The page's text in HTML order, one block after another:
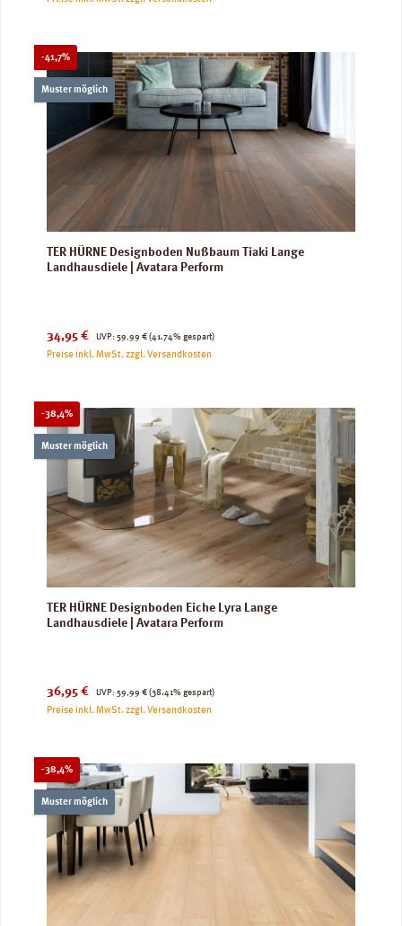
-41,7%Rabatt
Muster möglich
TER HÜRNE Designboden Nußbaum Tiaki Lange
Landhausdiele | Avatara Perform
Verkaufspreis:
34,95 € UVP:
Regulärer Preis:
59,99 € (41.74% gespart)
Preise inkl. MwSt. zzgl. Versandkosten
-38,4%Rabatt
Muster möglich
TER HÜRNE Designboden Eiche Lyra Lange
Landhausdiele | Avatara Perform
Verkaufspreis:
36,95 € UVP:
Regulärer Preis:
59,99 € (38.41% gespart)
Preise inkl. MwSt. zzgl. Versandkosten
-38,4%Rabatt
Muster möglich